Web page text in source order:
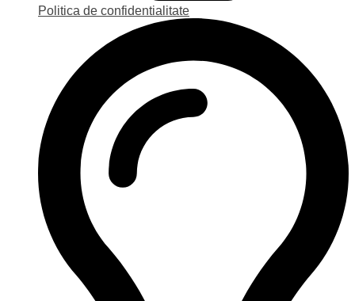
Politica de confidentialitate